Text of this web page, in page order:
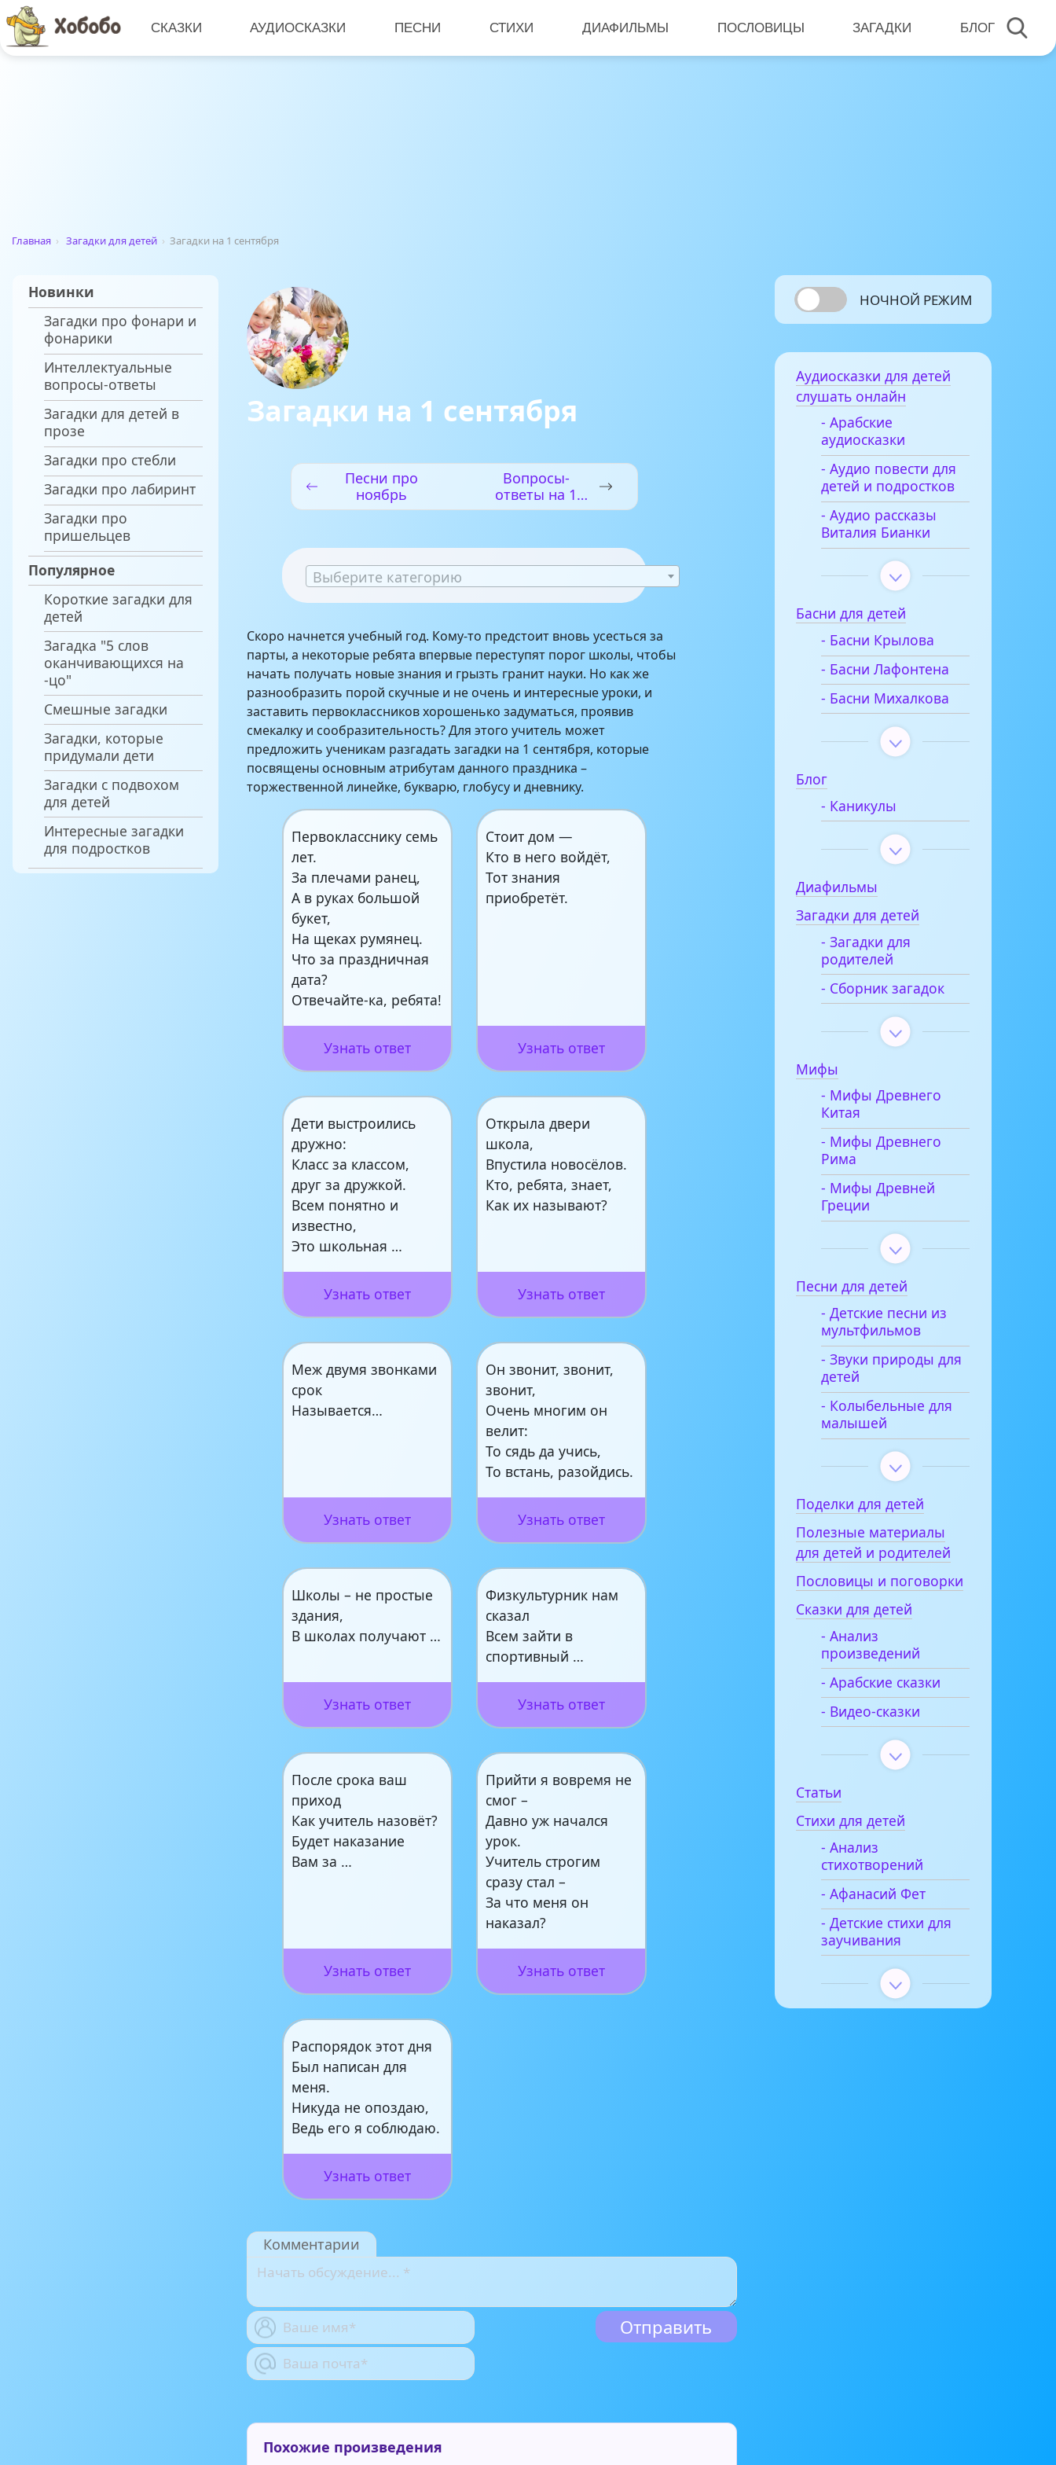
СКАЗКИ АУДИОСКАЗКИ ПЕСНИ СТИХИ ДИАФИЛЬМЫ ПОСЛОВИЦЫ ЗАГАДКИ БЛОГ
Главная › Загадки для детей › Загадки на 1 сентября
Новинки
Загадки про фонари и
фонарики
Интеллектуальные
вопросы-ответы
Загадки для детей в
прозе
Загадки про стебли
Загадки про лабиринт
Загадки про
пришельцев
Популярное
Короткие загадки для
детей
Загадка "5 слов
оканчивающихся на
-цо"
Смешные загадки
Загадки, которые
придумали дети
Загадки с подвохом
для детей
Интересные загадки
для подростков
Загадки на 1 сентября
Песни про
ноябрь
Вопросы-
ответы на 1
сентября
Выберите категорию
Скоро начнется учебный год. Кому-то предстоит вновь усесться за
парты, а некоторые ребята впервые переступят порог школы, чтобы
начать получать новые знания и грызть гранит науки. Но как же
разнообразить порой скучные и не очень и интересные уроки, и
заставить первоклассников хорошенько задуматься, проявив
смекалку и сообразительность? Для этого учитель может
предложить ученикам разгадать загадки на 1 сентября, которые
посвящены основным атрибутам данного праздника –
торжественной линейке, букварю, глобусу и дневнику.
Первокласснику семь
лет.
За плечами ранец,
А в руках большой
букет,
На щеках румянец.
Что за праздничная
дата?
Отвечайте-ка, ребята!
Узнать ответ
Стоит дом —
Кто в него войдёт,
Тот знания
приобретёт.
Узнать ответ
Дети выстроились
дружно:
Класс за классом,
друг за дружкой.
Всем понятно и
известно,
Это школьная …
Узнать ответ
Открыла двери
школа,
Впустила новосёлов.
Кто, ребята, знает,
Как их называют?
Узнать ответ
Меж двумя звонками
срок
Называется…
Узнать ответ
Он звонит, звонит,
звонит,
Очень многим он
велит:
То сядь да учись,
То встань, разойдись.
Узнать ответ
Школы – не простые
здания,
В школах получают …
Узнать ответ
Физкультурник нам
сказал
Всем зайти в
спортивный …
Узнать ответ
После срока ваш
приход
Как учитель назовёт?
Будет наказание
Вам за …
Узнать ответ
Прийти я вовремя не
смог –
Давно уж начался
урок.
Учитель строгим
сразу стал –
За что меня он
наказал?
Узнать ответ
Распорядок этот дня
Был написан для
меня.
Никуда не опоздаю,
Ведь его я соблюдаю.
Узнать ответ
Комментарии
Похожие произведения
НОЧНОЙ РЕЖИМ
Аудиосказки для детей
слушать онлайн
- Арабские
аудиосказки
- Аудио повести для
детей и подростков
- Аудио рассказы
Виталия Бианки
Басни для детей
- Басни Крылова
- Басни Лафонтена
- Басни Михалкова
Блог
- Каникулы
Диафильмы
Загадки для детей
- Загадки для
родителей
- Сборник загадок
Мифы
- Мифы Древнего
Китая
- Мифы Древнего
Рима
- Мифы Древней
Греции
Песни для детей
- Детские песни из
мультфильмов
- Звуки природы для
детей
- Колыбельные для
малышей
Поделки для детей
Полезные материалы
для детей и родителей
Пословицы и поговорки
Сказки для детей
- Анализ
произведений
- Арабские сказки
- Видео-сказки
Статьи
Стихи для детей
- Анализ
стихотворений
- Афанасий Фет
- Детские стихи для
заучивания